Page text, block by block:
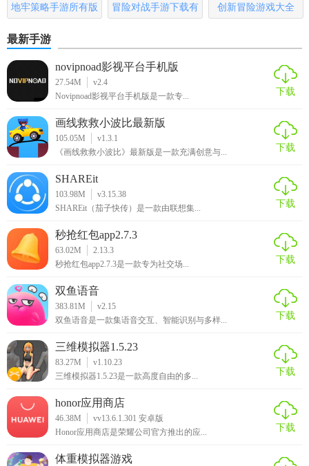
进入软件界面，根据系统提示对个人的身份信息、手机号码
进行认证;
用户可以在线选择需要贷款的产品;
提交资料进行审核，审核通过当天放款
地牢策略手游所有版
冒险对战手游下载有
创新冒险游戏大全
最新手游
novipnoad影视平台手机版
27.54M
v2.4
Novipnoad影视平台手机版是一款专...
下载
画线救救小波比最新版
105.05M
v1.3.1
《画线救救小波比》最新版是一款充满创意与...
下载
SHAREit
103.98M
v3.15.38
SHAREit（茄子快传）是一款由联想集...
下载
秒抢红包app2.7.3
63.02M
2.13.3
秒抢红包app2.7.3是一款专为社交场...
下载
双鱼语音
383.81M
v2.15
双鱼语音是一款集语音交互、智能识别与多样...
下载
三维模拟器1.5.23
83.27M
v1.10.23
三维模拟器1.5.23是一款高度自由的多...
下载
honor应用商店
46.38M
vv13.6.1.301 安卓版
Honor应用商店是荣耀公司官方推出的应...
下载
体重模拟器游戏